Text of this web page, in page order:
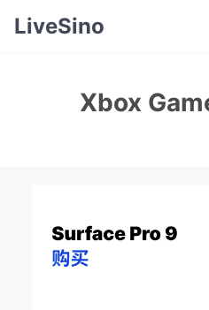
LiveSino
Xbox